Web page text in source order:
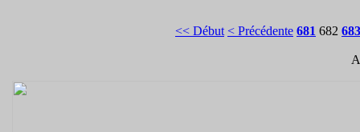
<< Début < Précédente 681 682 683